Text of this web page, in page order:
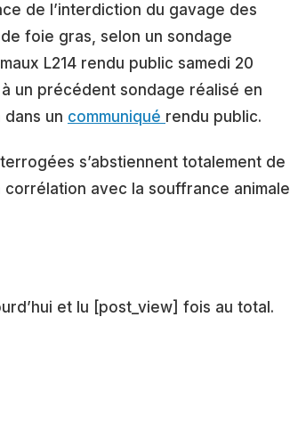
de l’interdiction du gavage des
foie gras, selon un sondage
L214 rendu public samedi 20
un précédent sondage réalisé en
dans un communiqué rendu public.
s’abstiennent totalement de
avec la souffrance animale
et lu [post_view] fois au total.